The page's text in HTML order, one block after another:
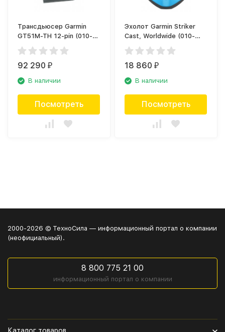
Трансдьюсер Garmin
GT51M-TH 12-pin (010-
01966-10)
92 290₽
В наличии
Посмотреть
Эхолот Garmin Striker
Cast, Worldwide (010-
02246-02)
18 860₽
В наличии
Посмотреть
2000-2026 © ТехноСила — информационный портал о компании
(неофициальный).
8 800 775 21 00
информационный портал о компании